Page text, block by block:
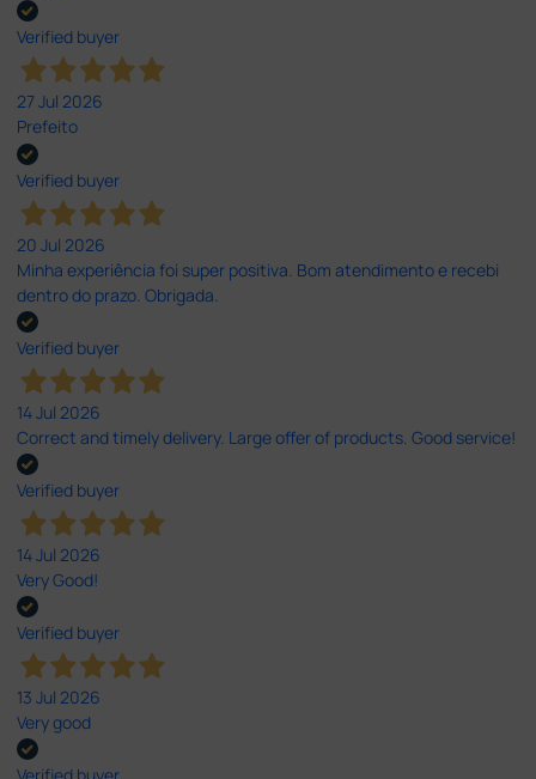
Verified buyer
27 Jul 2026
Prefeito
Verified buyer
20 Jul 2026
Minha experiência foi super positiva. Bom atendimento e recebi
dentro do prazo. Obrigada.
Verified buyer
14 Jul 2026
Correct and timely delivery. Large offer of products. Good service!
Verified buyer
14 Jul 2026
Very Good!
Verified buyer
13 Jul 2026
Very good